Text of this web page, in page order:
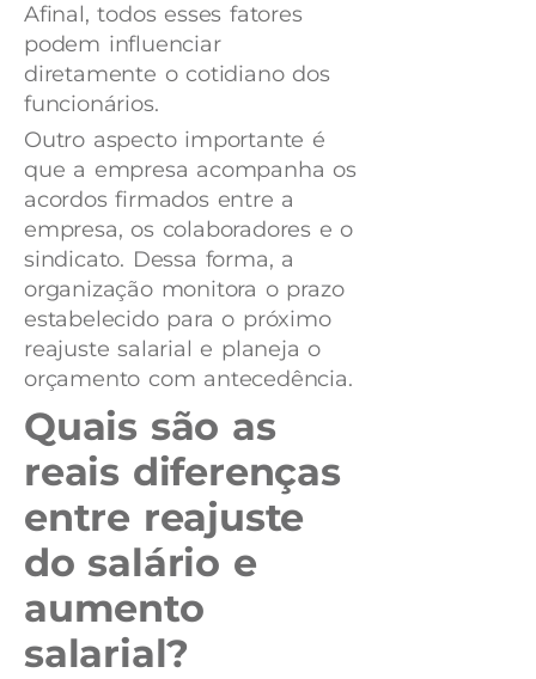
Afinal, todos esses fatores
podem influenciar
diretamente o cotidiano dos
funcionários.
Outro aspecto importante é
que a empresa acompanha os
acordos firmados entre a
empresa, os colaboradores e o
sindicato. Dessa forma, a
organização monitora o prazo
estabelecido para o próximo
reajuste salarial e planeja o
orçamento com antecedência.
Quais são as
reais diferenças
entre reajuste
do salário e
aumento
salarial?